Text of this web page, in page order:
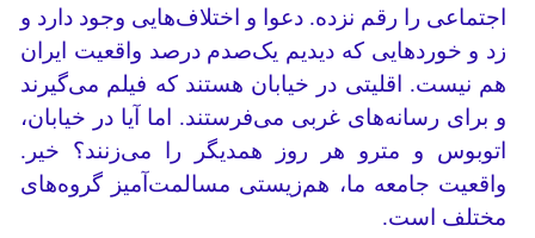
اجتماعی را رقم نزده. دعوا و اختلاف‌هایی وجود دارد و
زد و خوردهایی که دیدیم یک‌صدم درصد واقعیت ایران
هم نیست. اقلیتی در خیابان هستند که فیلم می‌گیرند
و برای رسانه‌های غربی می‌فرستند. اما آیا در خیابان،
اتوبوس و مترو هر روز همدیگر را می‌زنند؟ خیر.
واقعیت جامعه ما، هم‌زیستی مسالمت‌آمیز گروه‌های
مختلف است.